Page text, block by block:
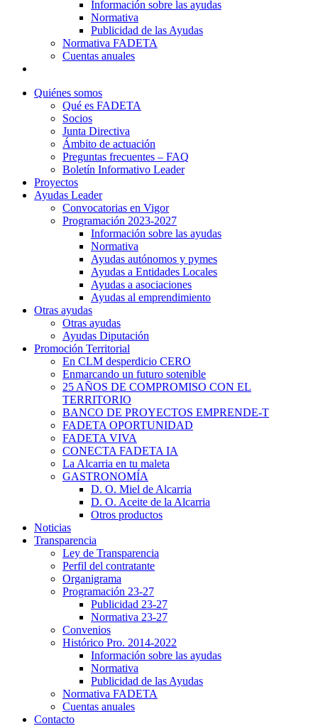
Información sobre las ayudas
Normativa
Publicidad de las Ayudas
Normativa FADETA
Cuentas anuales
Quiénes somos
Qué es FADETA
Socios
Junta Directiva
Ámbito de actuación
Preguntas frecuentes – FAQ
Boletín Informativo Leader
Proyectos
Ayudas Leader
Convocatorias en Vigor
Programación 2023-2027
Información sobre las ayudas
Normativa
Ayudas autónomos y pymes
Ayudas a Entidades Locales
Ayudas a asociaciones
Ayudas al emprendimiento
Otras ayudas
Otras ayudas
Ayudas Diputación
Promoción Territorial
En CLM desperdicio CERO
Enmarcando un futuro sotenible
25 AÑOS DE COMPROMISO CON EL
TERRITORIO
BANCO DE PROYECTOS EMPRENDE-T
FADETA OPORTUNIDAD
FADETA VIVA
CONECTA FADETA IA
La Alcarria en tu maleta
GASTRONOMÍA
D. O. Miel de Alcarria
D. O. Aceite de la Alcarria
Otros productos
Noticias
Transparencia
Ley de Transparencia
Perfil del contratante
Organigrama
Programación 23-27
Publicidad 23-27
Normativa 23-27
Convenios
Histórico Pro. 2014-2022
Información sobre las ayudas
Normativa
Publicidad de las Ayudas
Normativa FADETA
Cuentas anuales
Contacto